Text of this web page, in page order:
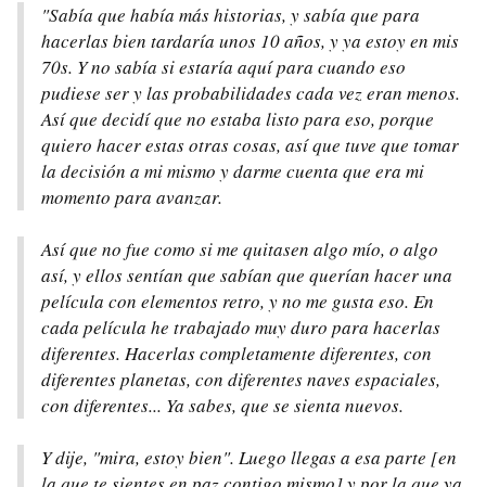
"Sabía que había más historias, y sabía que para
hacerlas bien tardaría unos 10 años, y ya estoy en mis
70s. Y no sabía si estaría aquí para cuando eso
pudiese ser y las probabilidades cada vez eran menos.
Así que decidí que no estaba listo para eso, porque
quiero hacer estas otras cosas, así que tuve que tomar
la decisión a mi mismo y darme cuenta que era mi
momento para avanzar.
Así que no fue como si me quitasen algo mío, o algo
así, y ellos sentían que sabían que querían hacer una
película con elementos retro, y no me gusta eso. En
cada película he trabajado muy duro para hacerlas
diferentes. Hacerlas completamente diferentes, con
diferentes planetas, con diferentes naves espaciales,
con diferentes... Ya sabes, que se sienta nuevos.
Y dije, "mira, estoy bien". Luego llegas a esa parte [en